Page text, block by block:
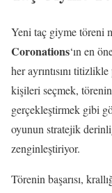
Yeni taç giyme töreni
Coronations‘ın en
her ayrıntısını
kişileri seçmek,
gerçekleştirmek gibi
oyunun stratejik
zenginleştiriyor.
Törenin başarısı,